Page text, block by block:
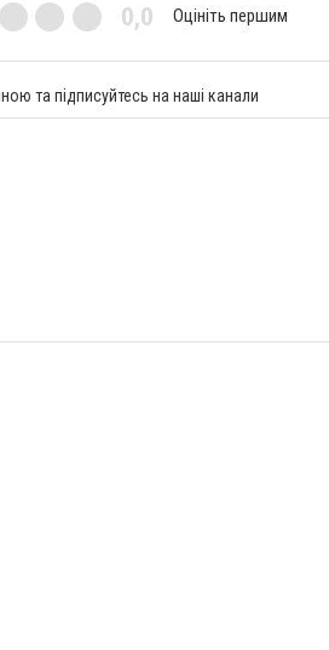
0,0 Оцініть першим
та підписуйтесь на наші канали